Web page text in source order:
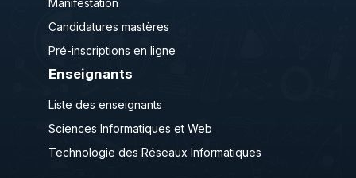
Manifestation
Candidatures mastères
Pré-inscriptions en ligne
Enseignants
Liste des enseignants
Sciences Informatiques et Web
Technologie des Réseaux Informatiques